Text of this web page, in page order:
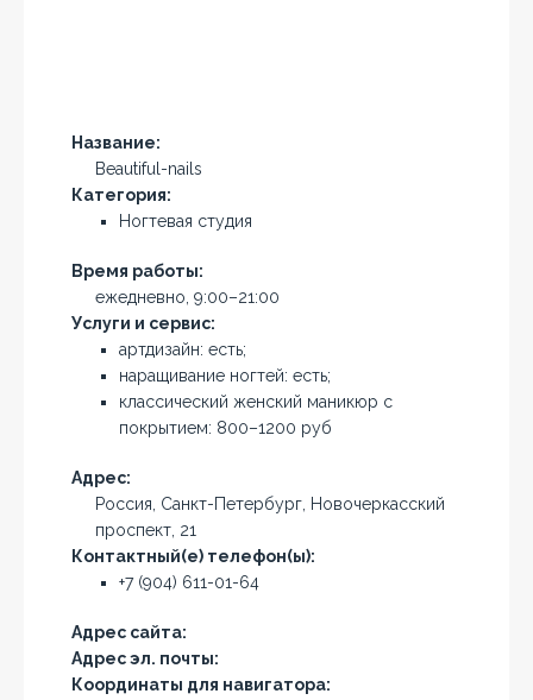
Название:
Beautiful-nails
Категория:
Ногтевая студия
Время работы:
ежедневно, 9:00–21:00
Услуги и сервис:
артдизайн: есть;
наращивание ногтей: есть;
классический женский маникюр с
покрытием: 800–1200 руб
Адрес:
Россия, Санкт-Петербург, Новочеркасский
проспект, 21
Контактный(е) телефон(ы):
+7 (904) 611-01-64
Адрес сайта:
Адрес эл. почты:
Координаты для навигатора: